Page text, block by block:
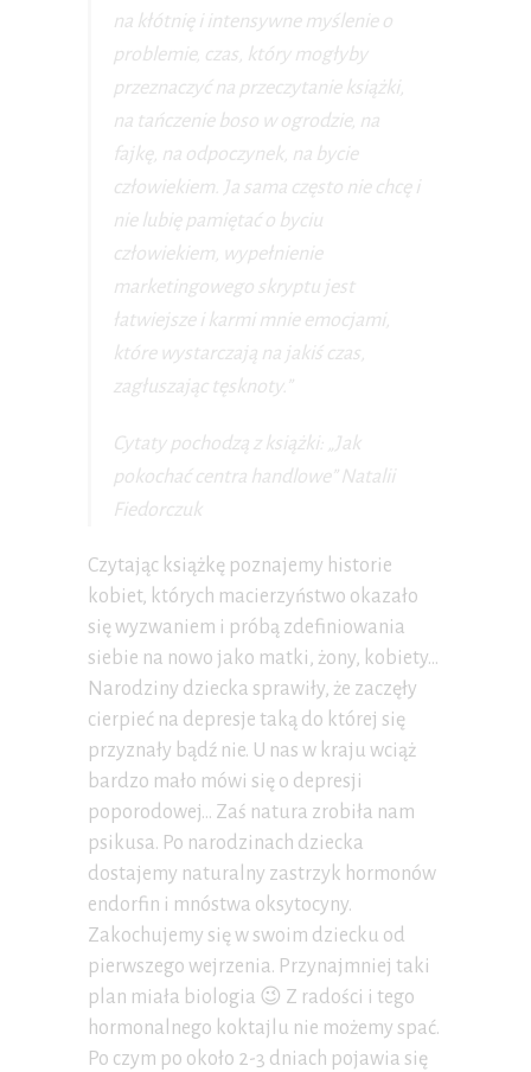
na kłótnię i intensywne myślenie o
problemie, czas, który mogłyby
przeznaczyć na przeczytanie książki,
na tańczenie boso w ogrodzie, na
fajkę, na odpoczynek, na bycie
człowiekiem. Ja sama często nie chcę i
nie lubię pamiętać o byciu
człowiekiem, wypełnienie
marketingowego skryptu jest
łatwiejsze i karmi mnie emocjami,
które wystarczają na jakiś czas,
zagłuszając tęsknoty.”
Cytaty pochodzą z książki: „Jak
pokochać centra handlowe” Natalii
Fiedorczuk
Czytając książkę poznajemy historie
kobiet, których macierzyństwo okazało
się wyzwaniem i próbą zdefiniowania
siebie na nowo jako matki, żony, kobiety…
Narodziny dziecka sprawiły, że zaczęły
cierpieć na depresje taką do której się
przyznały bądź nie. U nas w kraju wciąż
bardzo mało mówi się o depresji
poporodowej… Zaś natura zrobiła nam
psikusa. Po narodzinach dziecka
dostajemy naturalny zastrzyk hormonów
endorfin i mnóstwa oksytocyny.
Zakochujemy się w swoim dziecku od
pierwszego wejrzenia. Przynajmniej taki
plan miała biologia 😉 Z radości i tego
hormonalnego koktajlu nie możemy spać.
Po czym po około 2-3 dniach pojawia się